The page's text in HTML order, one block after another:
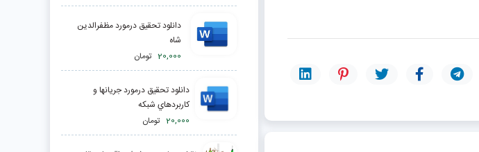
دانلود تحقیق درمورد مظفرالدین
‌شاه
20,000 تومان
دانلود تحقیق درمورد جريانها و
كاربردهاي شبكه
20,000 تومان